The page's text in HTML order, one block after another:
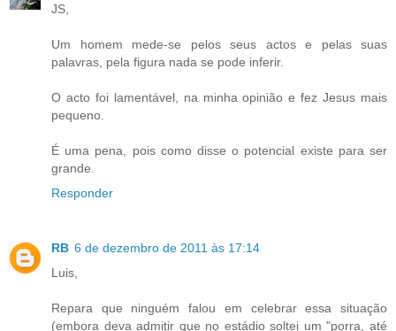
JS,
Um homem mede-se pelos seus actos e pelas suas
palavras, pela figura nada se pode inferir.
O acto foi lamentável, na minha opinião e fez Jesus mais
pequeno.
É uma pena, pois como disse o potencial existe para ser
grande.
Responder
RB 6 de dezembro de 2011 às 17:14
Luis,
Repara que ninguém falou em celebrar essa situação
(embora deva admitir que no estádio soltei um "porra, até